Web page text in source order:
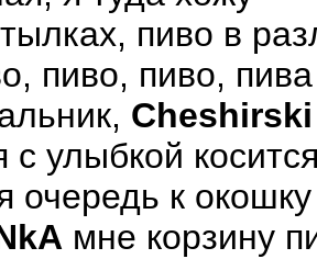
пиво в
пиво, пиво,
с улыбкой
очередь к
мне корзину